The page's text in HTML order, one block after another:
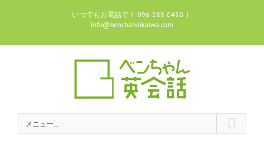
いつでもお電話で！ 096-288-0450 |
info@benchaneikaiwa.com
メニュー...